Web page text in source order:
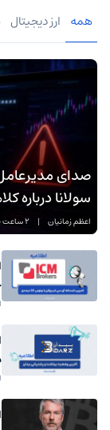
همه ارز دیجیتال
صدای
سولانا درباره
اعظم زمانیان | 2 ساعت پیش